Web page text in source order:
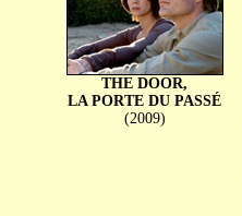
THE DOOR,
LA PORTE DU PASSÉ
(2009)